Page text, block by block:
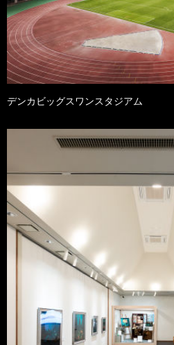
デンカビッグスワンスタジアム